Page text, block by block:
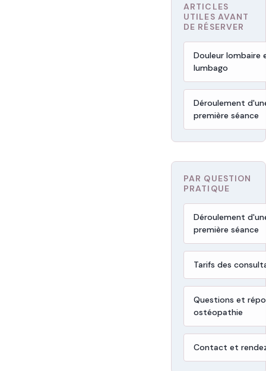
ARTICLES
UTILES AVANT
DE RÉSERVER
Douleur lombaire
lumbago
Déroulement
première séance
PAR QUESTION
PRATIQUE
Déroulement
première séance
Tarifs des
Questions et
ostéopathie
Contact et